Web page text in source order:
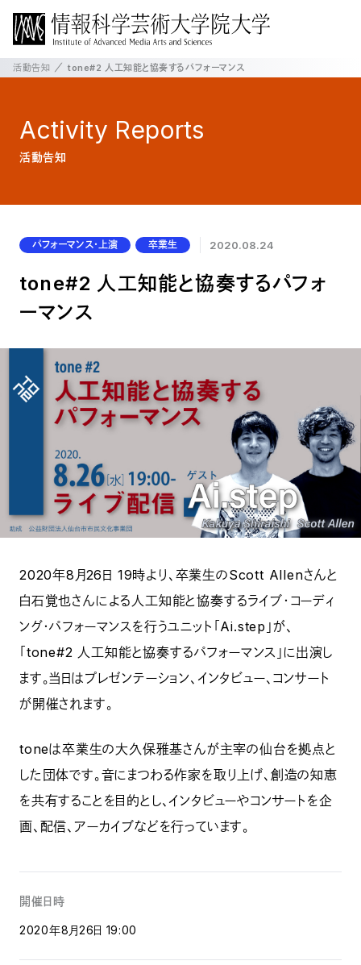
活動告知 tone#2 人工知能と協奏するパフォーマンス
Activity Reports
活動告知
パフォーマンス・上演 卒業生 2020.08.24
tone#2 人工知能と協奏するパフォ
ーマンス
2020年8月26日 19時より、卒業生のScott Allenさんと
白石覚也さんによる人工知能と協奏するライブ・コーディ
ング・パフォーマンスを行うユニット「Ai.step」が、
「tone#2 人工知能と協奏するパフォーマンス」に出演し
ます。当日はプレゼンテーション、インタビュー、コンサート
が開催されます。
toneは卒業生の大久保雅基さんが主宰の仙台を拠点と
した団体です。音にまつわる作家を取り上げ、創造の知恵
を共有することを目的とし、インタビューやコンサートを企
画、配信、アーカイブなどを行っています。
開催日時
2020年8月26日 19:00